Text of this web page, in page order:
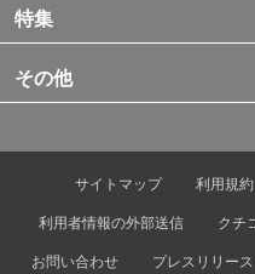
特集
その他
サイトマップ 利用規約
利用者情報の外部送信
クチ
お問い合わせ
プレスリリー